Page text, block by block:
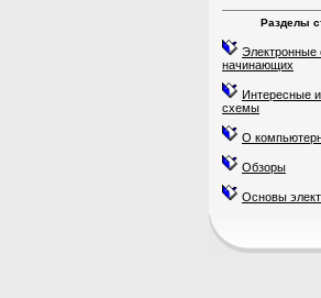
Разделы
начинающих
Интересные
схемы
О
Обзоры
Основы